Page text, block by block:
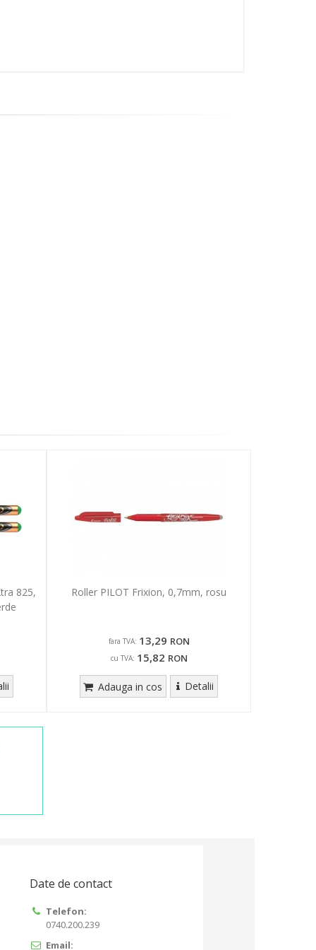
825,
Roller PILOT Frixion, 0,7mm, rosu
fara TVA: 13,29 RON
cu TVA: 15,82 RON
Adauga in cos Detalii
Date de contact
Telefon:
0740.200.239
Email: